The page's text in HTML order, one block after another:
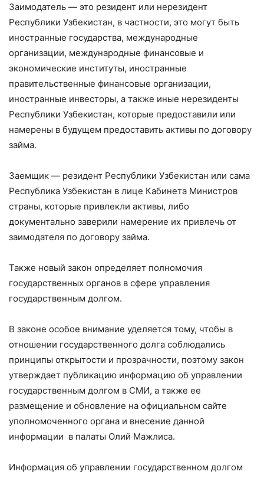
Заимодатель — это резидент или нерезидент
Республики Узбекистан, в частности, это могут быть
иностранные государства, международные
организации, международные финансовые и
экономические институты, иностранные
правительственные финансовые организации,
иностранные инвесторы, а также иные нерезиденты
Республики Узбекистан, которые предоставили или
намерены в будущем предоставить активы по договору
займа.
Заемщик — резидент Республики Узбекистан или сама
Республика Узбекистан в лице Кабинета Министров
страны, которые привлекли активы, либо
документально заверили намерение их привлечь от
заимодателя по договору займа.
Также новый закон определяет полномочия
государственных органов в сфере управления
государственным долгом.
В законе особое внимание уделяется тому, чтобы в
отношении государственного долга соблюдались
принципы открытости и прозрачности, поэтому закон
утверждает публикацию информацию об управлении
государственным долгом в СМИ, а также ее
размещение и обновление на официальном сайте
уполномоченного органа и внесение данной
информации в палаты Олий Мажлиса.
Информация об управлении государственном долгом